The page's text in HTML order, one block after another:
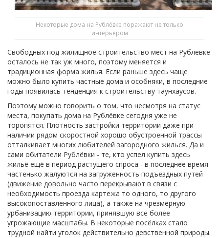
Некоторые дома на Рублёвке поражают не только
интерьером
Свободных под жилищное строительство мест на Рублёвке
осталось не так уж много, поэтому меняется и
традиционная форма жилья. Если раньше здесь чаще
можно было купить частные дома и особняки, в последние
годы появилась тенденция к строительству таунхаусов.
Поэтому можно говорить о том, что несмотря на статус
места, покупать дома на Рублёвке сегодня уже не
торопятся. Плотность застройки территории даже при
наличии рядом скоростной хорошо обустроенной трассы
отталкивает многих любителей загородного жилься. Да и
сами обитатели Рублёвки - те, кто успел купить здесь
жильё ещё в период растущего спроса - в последнее время
частенько жалуются на загруженность подъездных путей
(движение довольно часто перекрывают в связи с
необходимость проезда картежа то одного, то другого
высокопоставленного лица), а также на чрезмерную
урбанизацию территории, принявшую всё более
угрожающие масштабы. В некоторые посёлках стало
трудной найти уголок действительно девственной природы.